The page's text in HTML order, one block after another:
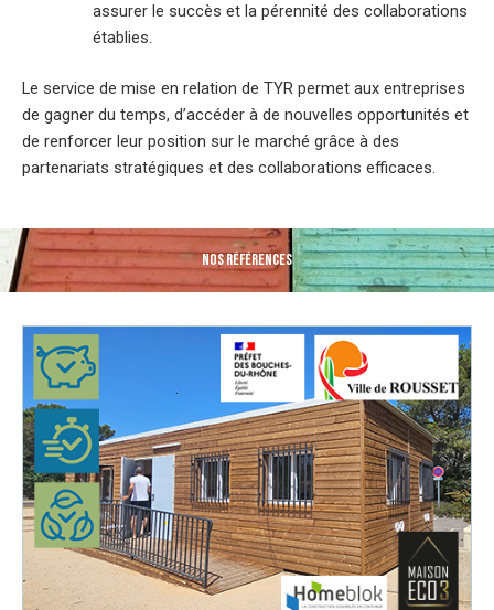
assurer le succès et la pérennité des collaborations
établies.
Le service de mise en relation de TYR permet aux entreprises
de gagner du temps, d’accéder à de nouvelles opportunités et
de renforcer leur position sur le marché grâce à des
partenariats stratégiques et des collaborations efficaces.
NOS RÉFÉRENCES